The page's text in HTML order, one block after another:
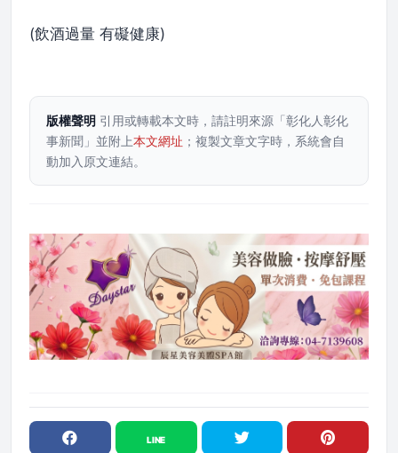
(飲酒過量 有礙健康)
版權聲明 引用或轉載本文時，請註明來源「彰化人彰化
事新聞」並附上本文網址 ；複製文章文字時，系統會自
動加入原文連結。